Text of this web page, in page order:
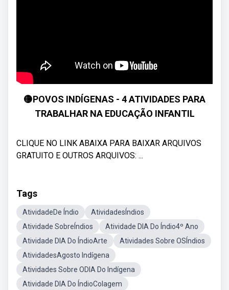
🟡POVOS INDÍGENAS - 4 ATIVIDADES PARA
TRABALHAR NA EDUCAÇÃO INFANTIL
CLIQUE NO LINK ABAIXA PARA BAIXAR ARQUIVOS
GRATUITO E OUTROS ARQUIVOS: ...
Tags
AtividadeDe Índio
AtividadesÍndios
Atividade SobreÍndios
Atividade DIA Do Índio4º Ano
Atividade DIA Do ÍndioArte
Atividades Sobre OSÍndios
AtividadesAgosto Indígena
Atividades Sobre ODIA Do Indígena
Atividade DIA Do ÍndioColagem